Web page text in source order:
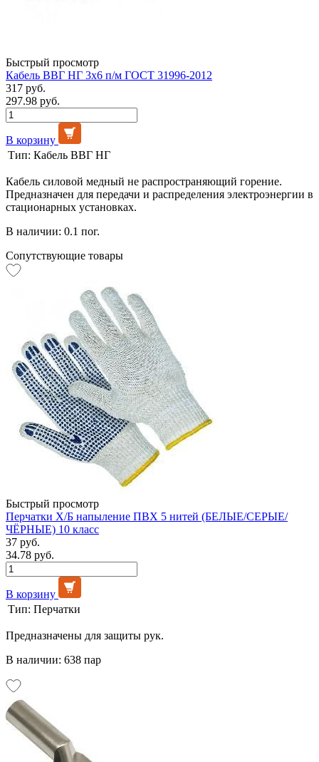
Быстрый просмотр
Кабель ВВГ НГ 3х6 п/м ГОСТ 31996-2012
317 руб.
297.98 руб.
В корзину
Тип: Кабель ВВГ НГ
Кабель силовой медный не распространяющий горение.
Предназначен для передачи и распределения электроэнергии в
стационарных установках.
В наличии: 0.1 пог.
Сопутствующие товары
Быстрый просмотр
Перчатки Х/Б напыление ПВХ 5 нитей (БЕЛЫЕ/СЕРЫЕ/
ЧЁРНЫЕ) 10 класс
37 руб.
34.78 руб.
В корзину
Тип: Перчатки
Предназначены для защиты рук.
В наличии: 638 пар